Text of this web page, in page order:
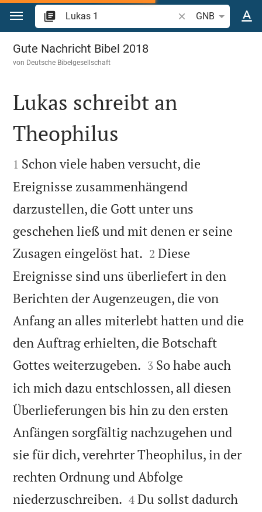
Zum Inhalt springen
Bibelstelle oder
GNB
Lukas 1
Gute Nachricht Bibel 2018
von Deutsche Bibelgesellschaft

Lukas schreibt an
Theophilus

1 Schon viele haben versucht, die
Ereignisse zusammenhängend
darzustellen, die Gott unter uns
geschehen ließ und mit denen er seine
Zusagen eingelöst hat. 

2 Diese
Ereignisse sind uns überliefert in den
Berichten der Augenzeugen, die von
Anfang an alles miterlebt hatten und die
den Auftrag erhielten, die Botschaft
Gottes weiterzugeben. 

3 So habe auch
ich mich dazu entschlossen, all diesen
Überlieferungen bis hin zu den ersten
Anfängen sorgfältig nachzugehen und
sie für dich, verehrter Theophilus, in der
rechten Ordnung und Abfolge
niederzuschreiben. 

4 Du sollst dadurch